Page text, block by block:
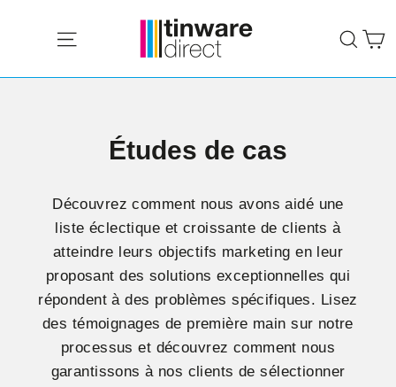
Études de cas
Découvrez comment nous avons aidé une
liste éclectique et croissante de clients à
atteindre leurs objectifs marketing en leur
proposant des solutions exceptionnelles qui
répondent à des problèmes spécifiques. Lisez
des témoignages de première main sur notre
processus et découvrez comment nous
garantissons à nos clients de sélectionner